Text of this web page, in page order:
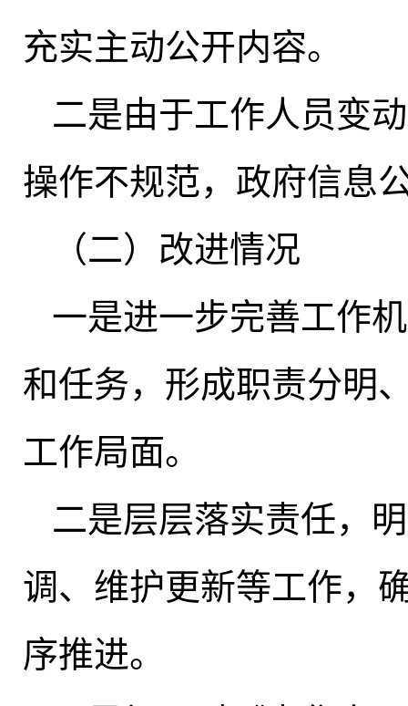
充实主动公开内容。
二是由于工作人员变动
操作不规范， 政府信息
（二）改进情况
一是进一步完善工作
和任务，形成职责分明
工作局面。
二是层层落实责任，
调、维护更新等工作，
序推进。